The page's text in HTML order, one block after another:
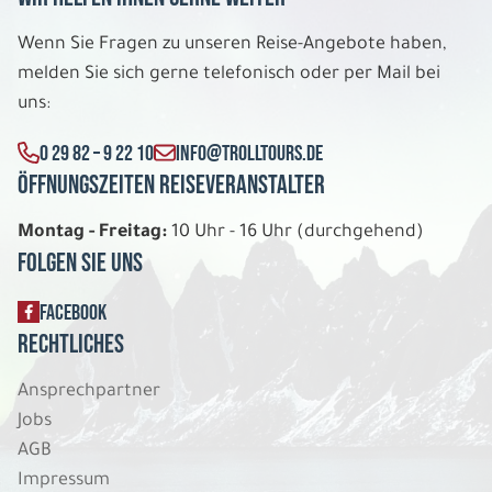
Fr. 04.12. - Fr. 11.12.2026
Belegung: 2
P.P. AB
REISE VERBINDLICH ANFRAGEN
8 Tage
Fr. 04.12. - Fr. 11.12.2026
Belegung: 1
Wenn Sie Fragen zu unseren Reise-Angebote haben,
melden Sie sich gerne telefonisch oder per Mail bei
uns:
0 29 82 – 9 22 10 INFO@TROLLTOURS.DE
Öffnungszeiten Reiseveranstalter
Montag - Freitag: 10 Uhr - 16 Uhr (durchgehend)
Folgen Sie uns
FACEBOOK
Rechtliches
Ansprechpartner
Jobs
AGB
Impressum